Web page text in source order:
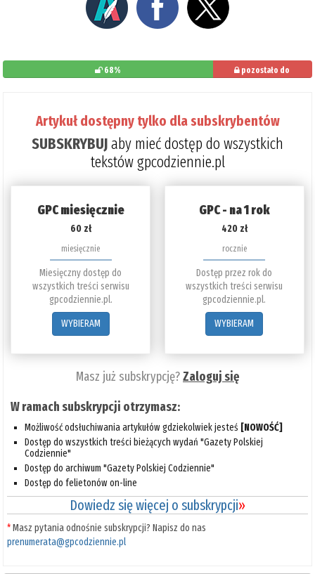
68%
pozostało do
Artykuł dostępny tylko dla subskrybentów
SUBSKRYBUJaby mieć dostęp do wszystkich
tekstów gpcodziennie.pl
GPC miesięcznie
60 zł
miesięcznie
Miesięczny dostęp do
wszystkich treści serwisu
gpcodziennie.pl.
WYBIERAM
GPC - na 1 rok
420 zł
rocznie
Dostęp przez rok do
wszystkich treści serwisu
gpcodziennie.pl.
WYBIERAM
Masz już subskrypcję?Zaloguj się
W ramach subskrypcji otrzymasz:
Możliwość odsłuchiwania artykułów gdziekolwiek jesteś [NOWOŚĆ]
Dostęp do wszystkich treści bieżących wydań "Gazety Polskiej
Codziennie"
Dostęp do archiwum "Gazety Polskiej Codziennie"
Dostęp do felietonów on-line
Dowiedz się więcej o subskrypcji»
*Masz pytania odnośnie subskrypcji? Napisz do nas
prenumerata@gpcodziennie.pl